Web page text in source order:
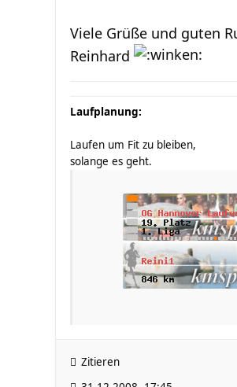
Viele Grüße und guten
Reinhard
Laufplanung:
Laufen um Fit zu bleiben,
solange es geht.
Zitieren